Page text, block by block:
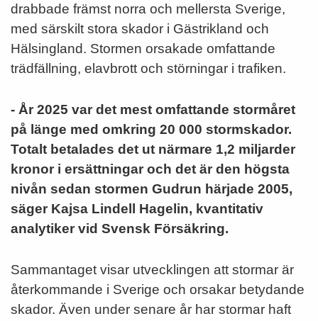
drabbade främst norra och mellersta Sverige,
med särskilt stora skador i Gästrikland och
Hälsingland. Stormen orsakade omfattande
trädfällning, elavbrott och störningar i trafiken.
- År 2025 var det mest omfattande stormåret
på länge med omkring 20 000 stormskador.
Totalt betalades det ut närmare 1,2 miljarder
kronor i ersättningar och det är den högsta
nivån sedan stormen Gudrun härjade 2005,
säger Kajsa Lindell Hagelin, kvantitativ
analytiker vid Svensk Försäkring.
Sammantaget visar utvecklingen att stormar är
återkommande i Sverige och orsakar betydande
skador. Även under senare år har stormar haft